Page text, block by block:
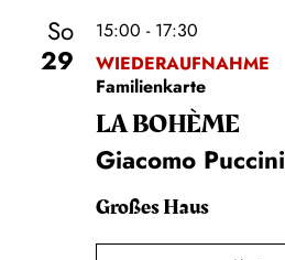
So
29
15:00 - 17:30
WIEDERAUFNAHME
Familienkarte
LA BOHÈME
Giacomo Puccini
Großes Haus